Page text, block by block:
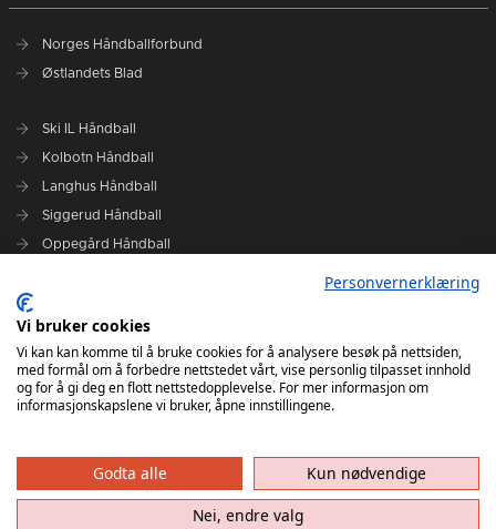
Norges Håndballforbund
Østlandets Blad
Ski IL Håndball
Kolbotn Håndball
Langhus Håndball
Siggerud Håndball
Oppegård Håndball
Grafisk design Follo HK - Tor Solstad
Follo Media - Tor Solstad - Geir Thomas Fossum - Erik Manshaus-
Hanne Roald
Personvernerklæring
Vi bruker cookies
Vi kan kan komme til å bruke cookies for å analysere besøk på nettsiden,
med formål om å forbedre nettstedet vårt, vise personlig tilpasset innhold
og for å gi deg en flott nettstedopplevelse. For mer informasjon om
informasjonskapslene vi bruker, åpne innstillingene.
Godta alle
Kun nødvendige
Nei, endre valg